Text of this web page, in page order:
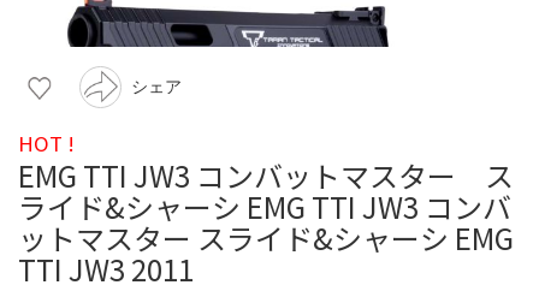
シェア
HOT !
EMG TTI JW3 コンバットマスター ス
ライド&シャーシ EMG TTI JW3 コンバ
ットマスター スライド&シャーシ EMG
TTI JW3 2011